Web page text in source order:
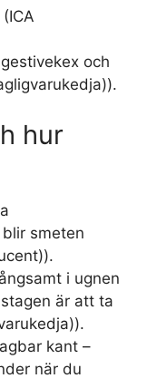
och
hur
smeten
i ugnen
är att ta
kant –
när du